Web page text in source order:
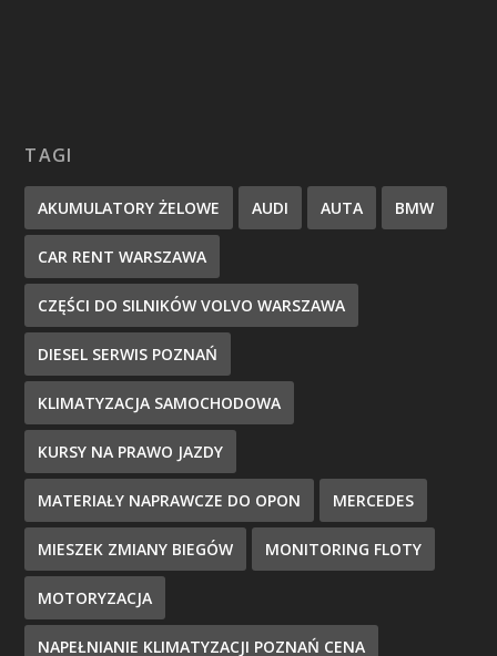
TAGI
AKUMULATORY ŻELOWE AUDI AUTA BMW
CAR RENT WARSZAWA
CZĘŚCI DO SILNIKÓW VOLVO WARSZAWA
DIESEL SERWIS POZNAŃ
KLIMATYZACJA SAMOCHODOWA
KURSY NA PRAWO JAZDY
MATERIAŁY NAPRAWCZE DO OPON MERCEDES
MIESZEK ZMIANY BIEGÓW MONITORING FLOTY
MOTORYZACJA
NAPEŁNIANIE KLIMATYZACJI POZNAŃ CENA